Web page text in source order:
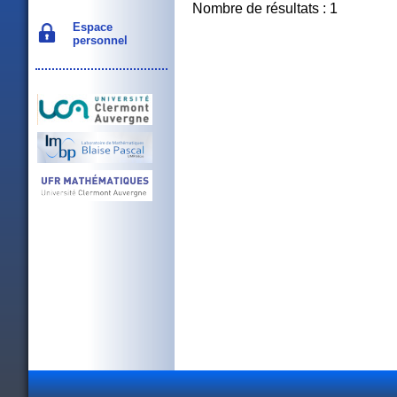
Espace
personnel
Nombre de résultats : 1